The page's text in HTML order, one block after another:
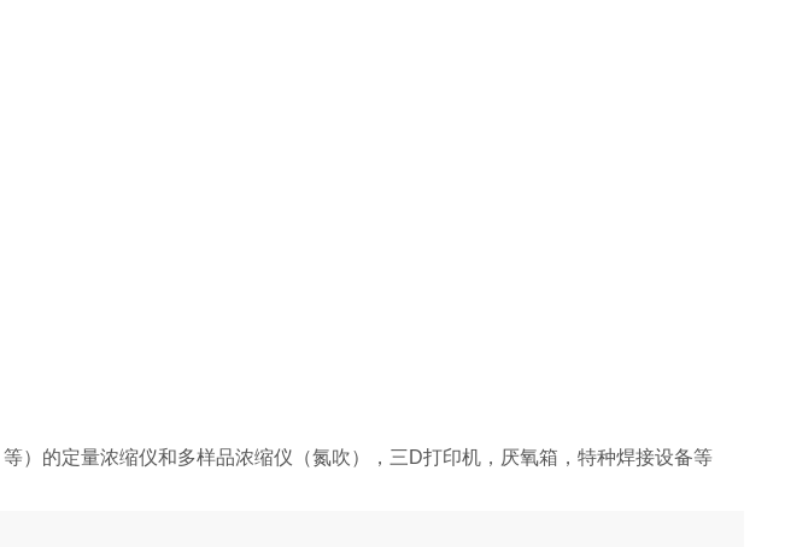
）的定量浓缩仪和多样品浓缩仪（氮吹），三D打印机，厌氧箱，特种焊接设备等